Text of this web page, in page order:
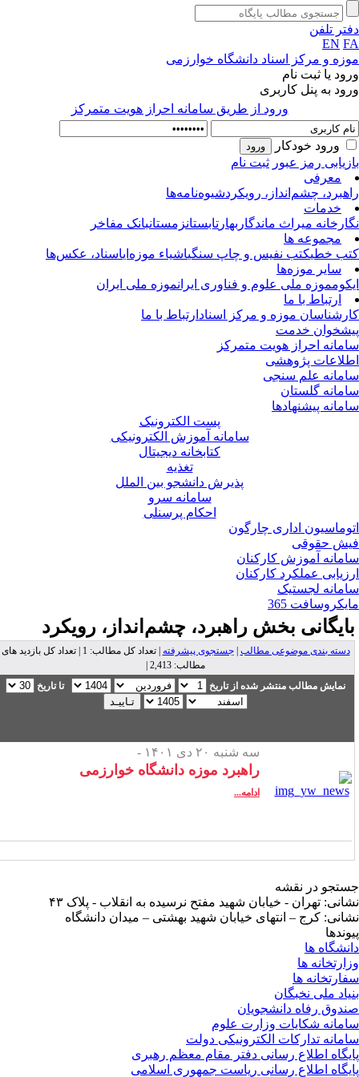
تلفن
EN
و مرکز اسناد دانشگاه خوارزمی
یا ثبت نام
به پنل کاربری
ورود از طريق سامانه احراز هويت متمركز
ورود خودکار
رمز عبور ثبت نام
معرفی
چشم‌انداز، رویکرد شیوه‌نامه‌ها
خدمات
میراث ماندگاربهارتابستانزمستانبانک مفاخر
مجموعه ها
خطیکتب نفیس و چاپ سنگیاشیاء موزه‌ایاسناد، عکس‌ها
سایر موزه‌ها
موزه ملی علوم و فناوری ایران موزه ملی ایران
ارتباط با ما
موزه و مرکز اسنادارتباط با ما
خدمت
احراز هویت متمرکز
پژوهشی
علم سنجی
گلستان
پیشنهادها
پست الکترونیک
سامانه آموزش الکترونیکی
کتابخانه دیجیتال
تغذیه
پذیرش دانشجو بین الملل
سامانه سرو
احکام پرسنلی
اداری چارگون
حقوقی
آموزش کارکنان
عملکرد کارکنان
لجستیک
365
بخشراهبرد، چشم‌انداز، رویکرد
دسته بندی موضوعی مطالب|جستجوی پیشرفته
| تعداد کل مطالب: 1 | تعداد کل بازدید های
مطالب: 2,413 |
نمایش مطالب منتشر شده از تاریخ
تا تاریخ
سه شنبه ۲۰ دی ۱۴۰۱ -
راهبرد موزه دانشگاه خوارزمی
ادامه...
در نقشه
تهران - خیابان شهید مفتح نرسیده به انقلاب - پلاک ۴۳
کرج – انتهای خیابان شهید بهشتی – میدان دانشگاه
ها
ها
ها
ملی نخبگان
رفاه دانشجویان
شکایات وزارت علوم
تدارکات الکترونیکی دولت
اطلاع رسانی دفتر مقام معظم رهبری
اطلاع رسانی ریاست جمهوری اسلامی